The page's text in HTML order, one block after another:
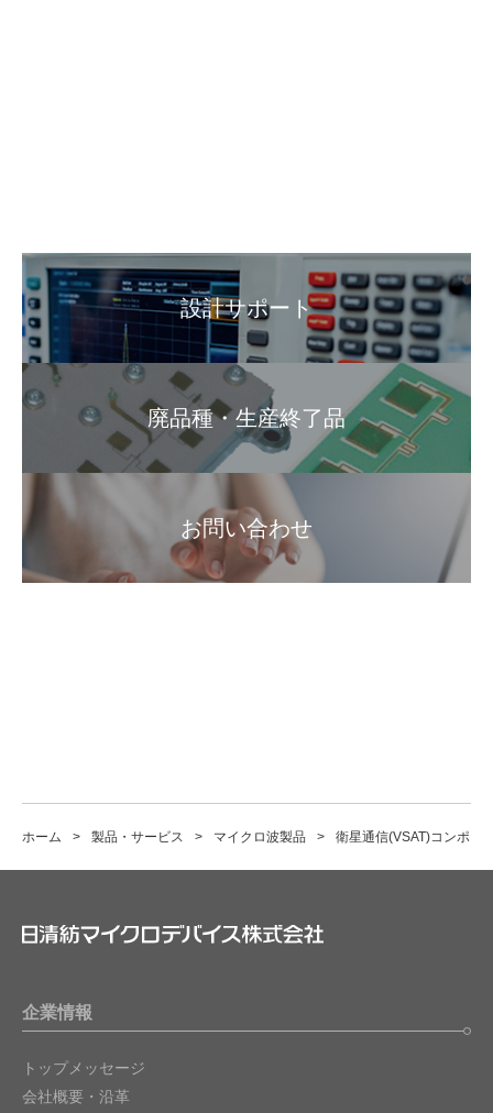
設計サポート
廃品種・生産終了品
お問い合わせ
ホーム 製品・サービス マイクロ波製品 衛星通信(VSAT)コンポー
企業情報
トップメッセージ
会社概要・沿革